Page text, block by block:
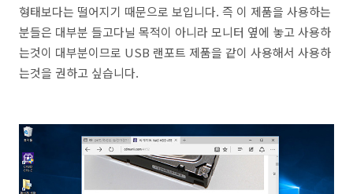
형태보다는 떨어지기 때문으로 보입니다. 즉 이 제품을 사용하는
분들은 대부분 들고다닐 목적이 아니라 모니터 옆에 놓고 사용하
는것이 대부분이므로 USB 랜포트 제품을 같이 사용해서 사용하
는것을 권하고 싶습니다.